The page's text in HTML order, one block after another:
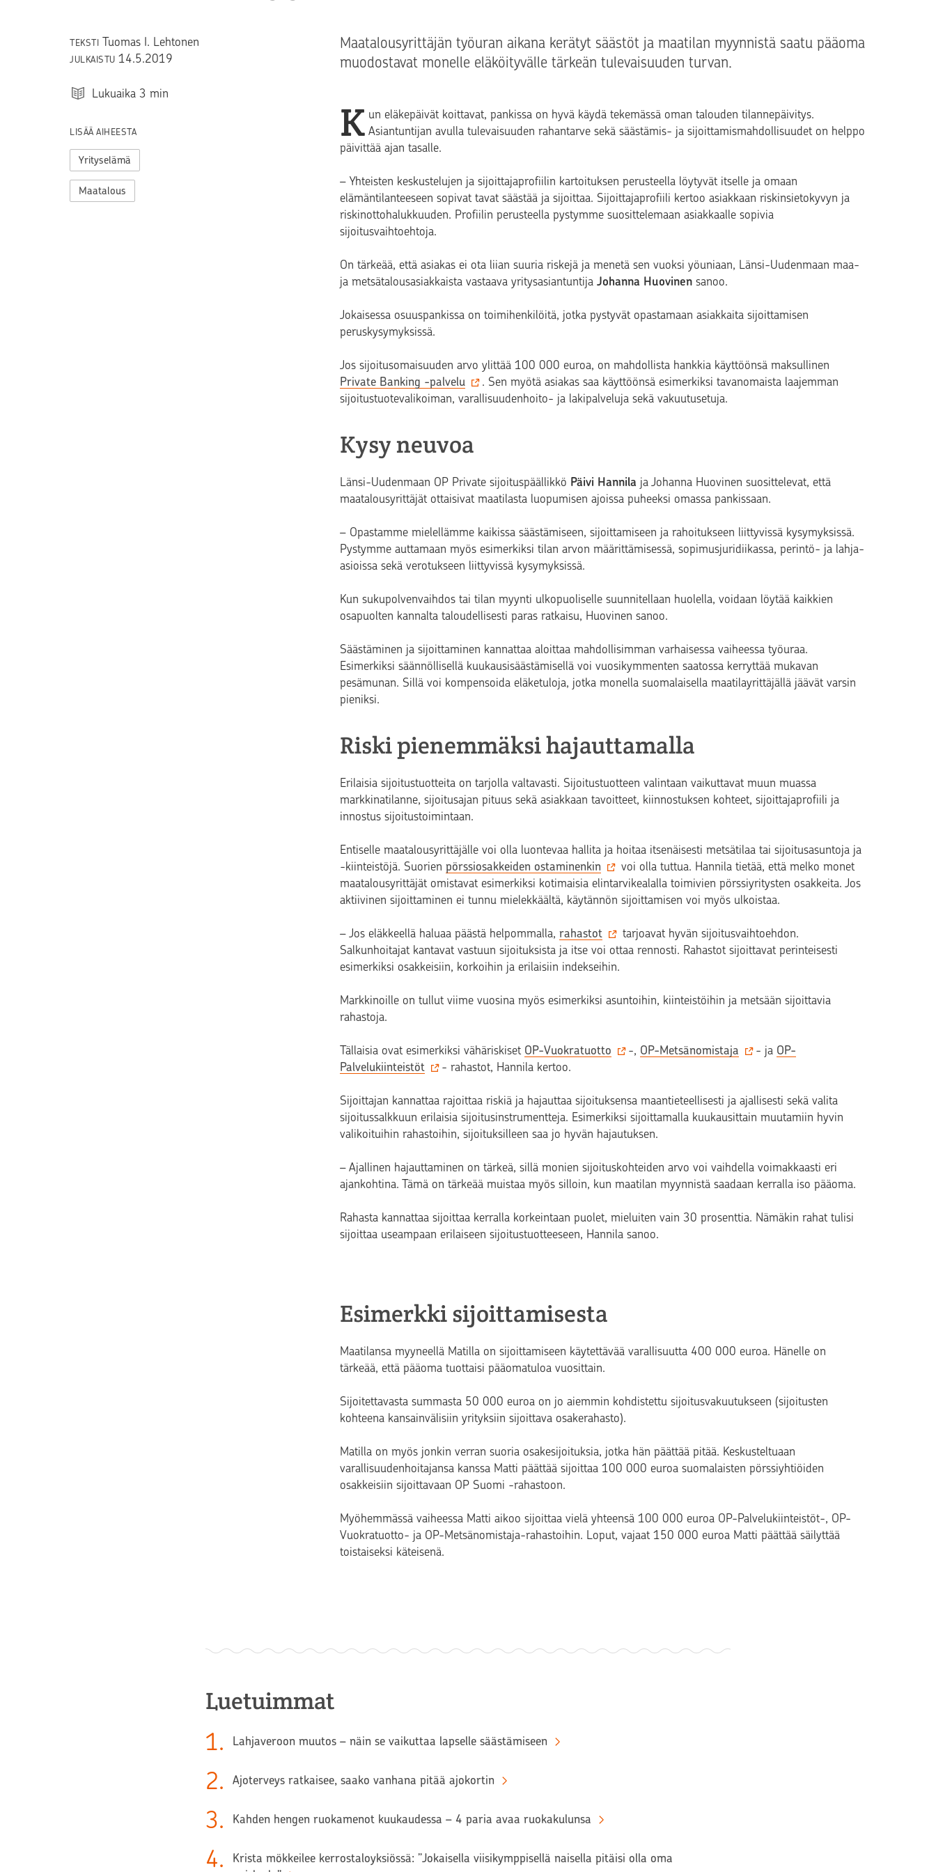
TEKSTI Tuomas I. Lehtonen
JULKAISTU 14.5.2019
Lukuaika 3 min
LISÄÄ AIHEESTA
Yrityselämä
Maatalous
Maatalousyrittäjän työuran aikana kerätyt säästöt ja maatilan myynnistä saatu pääoma
muodostavat monelle eläköityvälle tärkeän tulevaisuuden turvan.
K un eläkepäivät koittavat, pankissa on hyvä käydä tekemässä oman talouden tilannepäivitys.
Asiantuntijan avulla tulevaisuuden rahantarve sekä säästämis- ja sijoittamismahdollisuudet on helppo
päivittää ajan tasalle.
– Yhteisten keskustelujen ja sijoittajaprofiilin kartoituksen perusteella löytyvät itselle ja omaan
elämäntilanteeseen sopivat tavat säästää ja sijoittaa. Sijoittajaprofiili kertoo asiakkaan riskinsietokyvyn ja
riskinottohalukkuuden. Profiilin perusteella pystymme suosittelemaan asiakkaalle sopivia
sijoitusvaihtoehtoja.
On tärkeää, että asiakas ei ota liian suuria riskejä ja menetä sen vuoksi yöuniaan, Länsi-Uudenmaan maa-
ja metsätalousasiakkaista vastaava yritysasiantuntijaJohanna Huovinen sanoo.
Jokaisessa osuuspankissa on toimihenkilöitä, jotka pystyvät opastamaan asiakkaita sijoittamisen
peruskysymyksissä.
Jos sijoitusomaisuuden arvo ylittää 100 000 euroa, on mahdollista hankkia käyttöönsä maksullinen
Private Banking -palvelu
. Sen myötä asiakas saa käyttöönsä esimerkiksi tavanomaista laajemman
sijoitustuotevalikoiman, varallisuudenhoito- ja lakipalveluja sekä vakuutusetuja.
Kysy neuvoa
Länsi-Uudenmaan OP Private sijoituspäällikkö Päivi Hannila ja Johanna Huovinen suosittelevat, että
maatalousyrittäjät ottaisivat maatilasta luopumisen ajoissa puheeksi omassa pankissaan.
– Opastamme mielellämme kaikissa säästämiseen, sijoittamiseen ja rahoitukseen liittyvissä kysymyksissä.
Pystymme auttamaan myös esimerkiksi tilan arvon määrittämisessä, sopimusjuridiikassa, perintö- ja lahja-
asioissa sekä verotukseen liittyvissä kysymyksissä.
Kun sukupolvenvaihdos tai tilan myynti ulkopuoliselle suunnitellaan huolella, voidaan löytää kaikkien
osapuolten kannalta taloudellisesti paras ratkaisu, Huovinen sanoo.
Säästäminen ja sijoittaminen kannattaa aloittaa mahdollisimman varhaisessa vaiheessa työuraa.
Esimerkiksi säännöllisellä kuukausisäästämisellä voi vuosikymmenten saatossa kerryttää mukavan
pesämunan. Sillä voi kompensoida eläketuloja, jotka monella suomalaisella maatilayrittäjällä jäävät varsin
pieniksi.
Riski pienemmäksi hajauttamalla
Erilaisia sijoitustuotteita on tarjolla valtavasti. Sijoitustuotteen valintaan vaikuttavat muun muassa
markkinatilanne, sijoitusajan pituus sekä asiakkaan tavoitteet, kiinnostuksen kohteet, sijoittajaprofiili ja
innostus sijoitustoimintaan.
Entiselle maatalousyrittäjälle voi olla luontevaa hallita ja hoitaa itsenäisesti metsätilaa tai sijoitusasuntoja ja
-kiinteistöjä. Suorienpörssiosakkeiden ostaminenkin
voi olla tuttua. Hannila tietää, että melko monet
maatalousyrittäjät omistavat esimerkiksi kotimaisia elintarvikealalla toimivien pörssiyritysten osakkeita. Jos
aktiivinen sijoittaminen ei tunnu mielekkäältä, käytännön sijoittamisen voi myös ulkoistaa.
– Jos eläkkeellä haluaa päästä helpommalla,rahastot
tarjoavat hyvän sijoitusvaihtoehdon.
Salkunhoitajat kantavat vastuun sijoituksista ja itse voi ottaa rennosti. Rahastot sijoittavat perinteisesti
esimerkiksi osakkeisiin, korkoihin ja erilaisiin indekseihin.
Markkinoille on tullut viime vuosina myös esimerkiksi asuntoihin, kiinteistöihin ja metsään sijoittavia
rahastoja.
Tällaisia ovat esimerkiksi vähäriskiset OP-Vuokratuotto -, OP-Metsänomistaja - ja OP-
Palvelukiinteistöt
- rahastot, Hannila kertoo.
Sijoittajan kannattaa rajoittaa riskiä ja hajauttaa sijoituksensa maantieteellisesti ja ajallisesti sekä valita
sijoitussalkkuun erilaisia sijoitusinstrumentteja. Esimerkiksi sijoittamalla kuukausittain muutamiin hyvin
valikoituihin rahastoihin, sijoituksilleen saa jo hyvän hajautuksen.
– Ajallinen hajauttaminen on tärkeä, sillä monien sijoituskohteiden arvo voi vaihdella voimakkaasti eri
ajankohtina. Tämä on tärkeää muistaa myös silloin, kun maatilan myynnistä saadaan kerralla iso pääoma.
Rahasta kannattaa sijoittaa kerralla korkeintaan puolet, mieluiten vain 30 prosenttia. Nämäkin rahat tulisi
sijoittaa useampaan erilaiseen sijoitustuotteeseen, Hannila sanoo.
Esimerkki sijoittamisesta
Maatilansa myyneellä Matilla on sijoittamiseen käytettävää varallisuutta 400 000 euroa. Hänelle on
tärkeää, että pääoma tuottaisi pääomatuloa vuosittain.
Sijoitettavasta summasta 50 000 euroa on jo aiemmin kohdistettu sijoitusvakuutukseen (sijoitusten
kohteena kansainvälisiin yrityksiin sijoittava osakerahasto).
Matilla on myös jonkin verran suoria osakesijoituksia, jotka hän päättää pitää. Keskusteltuaan
varallisuudenhoitajansa kanssa Matti päättää sijoittaa 100 000 euroa suomalaisten pörssiyhtiöiden
osakkeisiin sijoittavaan OP Suomi -rahastoon.
Myöhemmässä vaiheessa Matti aikoo sijoittaa vielä yhteensä 100 000 euroa OP-Palvelukiinteistöt-, OP-
Vuokratuotto- ja OP-Metsänomistaja-rahastoihin. Loput, vajaat 150 000 euroa Matti päättää säilyttää
toistaiseksi käteisenä.
Luetuimmat
1. Lahjaveroon muutos – näin se vaikuttaa lapselle säästämiseen
2. Ajoterveys ratkaisee, saako vanhana pitää ajokortin
3. Kahden hengen ruokamenot kuukaudessa – 4 paria avaa ruokakulunsa
4.
Krista mökkeilee kerrostaloyksiössä: ”Jokaisella viisikymppisellä naisella pitäisi olla oma